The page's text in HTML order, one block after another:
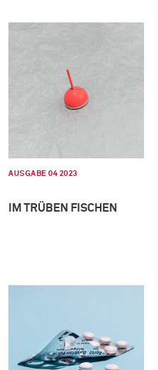
AUSGABE 04 2023
IM TRÜBEN FISCHEN